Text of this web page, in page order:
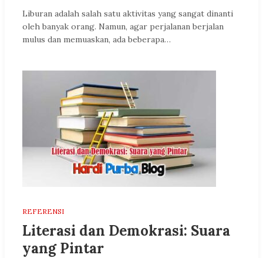
Liburan adalah salah satu aktivitas yang sangat dinanti
oleh banyak orang. Namun, agar perjalanan berjalan
mulus dan memuaskan, ada beberapa…
REFERENSI
Literasi dan Demokrasi: Suara
yang Pintar